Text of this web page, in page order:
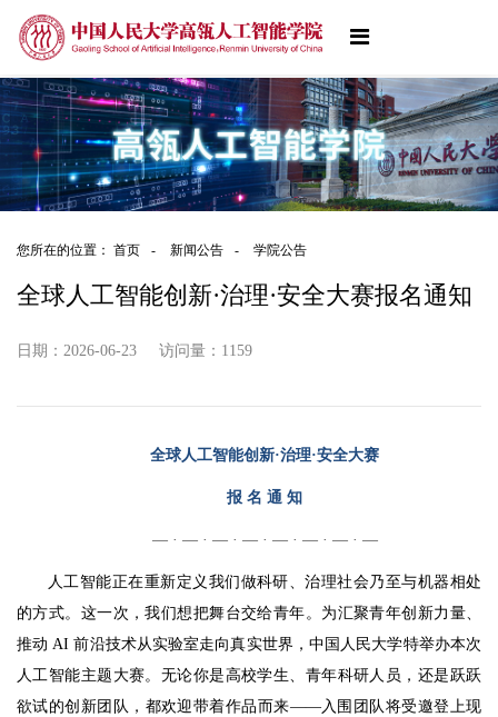
您所在的位置： 首页 - 新闻公告 - 学院公告
全球人工智能创新·治理·安全大赛报名通知
日期：2026-06-23 访问量： 1159
全球人工智能创新·治理·安全大赛
报 名 通 知
— · — · — · — · — · — · — · —
人工智能正在重新定义我们做科研、治理社会乃至与机器相处
的方式。这一次，我们想把舞台交给青年。为汇聚青年创新力量、
推动 AI 前沿技术从实验室走向真实世界，中国人民大学特举办本次
人工智能主题大赛。无论你是高校学生、青年科研人员，还是跃跃
欲试的创新团队，都欢迎带着作品而来——入围团队将受邀登上现